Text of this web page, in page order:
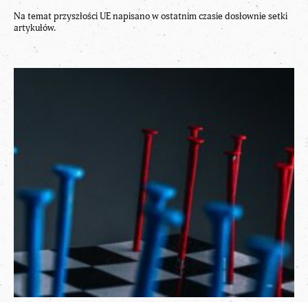
Na temat przyszłości UE napisano w ostatnim czasie dosłownie setki
artykułów.